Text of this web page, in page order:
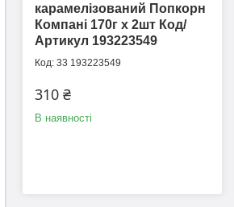
карамелізований Попкорн
Компані 170г х 2шт Код/
Артикул 193223549
33 193223549
310 ₴
В наявності